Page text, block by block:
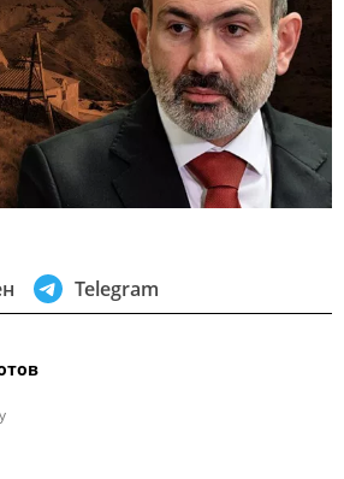
Telegram